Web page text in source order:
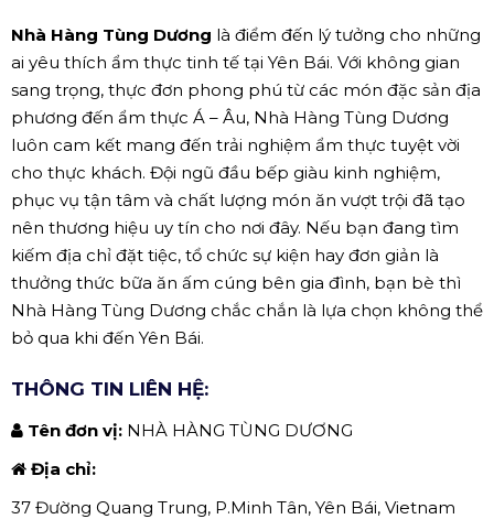
Nhà Hàng Tùng Dương là điểm đến lý tưởng cho những
ai yêu thích ẩm thực tinh tế tại Yên Bái. Với không gian
sang trọng, thực đơn phong phú từ các món đặc sản địa
phương đến ẩm thực Á – Âu, Nhà Hàng Tùng Dương
luôn cam kết mang đến trải nghiệm ẩm thực tuyệt vời
cho thực khách. Đội ngũ đầu bếp giàu kinh nghiệm,
phục vụ tận tâm và chất lượng món ăn vượt trội đã tạo
nên thương hiệu uy tín cho nơi đây. Nếu bạn đang tìm
kiếm địa chỉ đặt tiệc, tổ chức sự kiện hay đơn giản là
thưởng thức bữa ăn ấm cúng bên gia đình, bạn bè thì
Nhà Hàng Tùng Dương chắc chắn là lựa chọn không thể
bỏ qua khi đến Yên Bái.
THÔNG TIN LIÊN HỆ:
Tên đơn vị: NHÀ HÀNG TÙNG DƯƠNG
Địa chỉ:
37 Đường Quang Trung, P.Minh Tân, Yên Bái, Vietnam